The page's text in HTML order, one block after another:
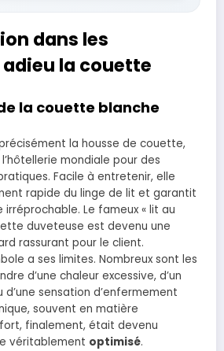
dans les
la couette
la couette blanche
la housse de couette,
mondiale pour des
Facile à entretenir, elle
rapide du linge de lit et garantit
irréprochable. Le fameux « lit au
duveteuse est devenu une
rassurant pour le client.
a ses limites. Nombreux sont les
d’une chaleur excessive, d’un
sensation d’enfermement
souvent en matière
finalement, était devenu
véritablement optimisé.